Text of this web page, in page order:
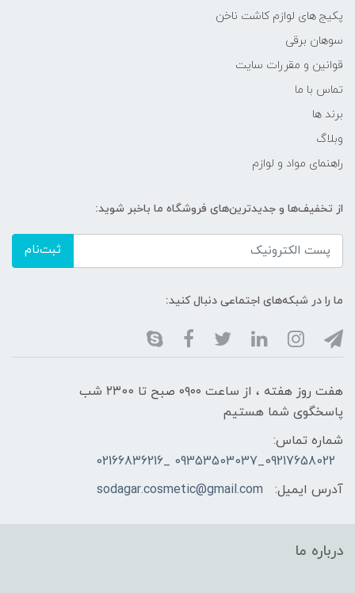
پکیج های لوازم کاشت ناخن
سوهان برقی
قوانین و مقررات سایت
تماس با ما
برند ها
وبلاگ
راهنمای مواد و لوازم
از تخفیف‌ها و جدیدترین‌های فروشگاه ما باخبر شوید:
ثبت‌نام
ما را در شبکه‌های اجتماعی دنبال کنید:
هفت روز هفته ، از ساعت ۰۹۰۰ صبح تا ۲۳00 شب
پاسخگوی شما هستیم
شماره تماس:
09217658022_09353503037 _02166836216
آدرس ایمیل:
sodagar.cosmetic@gmail.com
درباره ما